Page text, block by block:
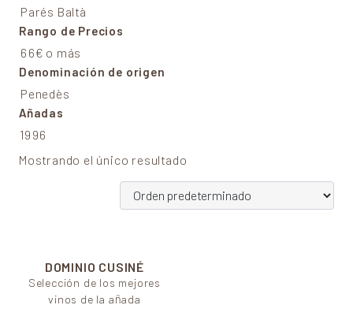
Parés Baltà
Rango de Precios
66€ o más
Denominación de origen
Penedès
Añadas
1996
Mostrando el único resultado
DOMINIO CUSINÉ
Selección de los mejores
vinos de la añada